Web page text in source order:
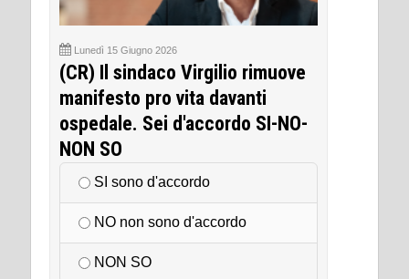
Lunedì 15 Giugno 2026
(CR) Il sindaco Virgilio rimuove
manifesto pro vita davanti
ospedale. Sei d'accordo SI-NO-
NON SO
SI sono d'accordo
NO non sono d'accordo
NON SO